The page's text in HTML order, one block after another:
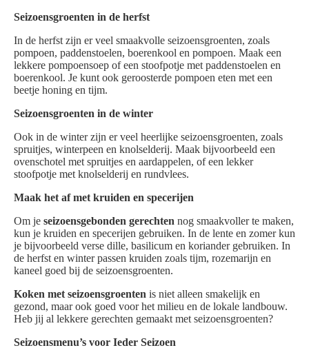
Seizoensgroenten in de herfst
In de herfst zijn er veel smaakvolle seizoensgroenten, zoals
pompoen, paddenstoelen, boerenkool en pompoen. Maak een
lekkere pompoensoep of een stoofpotje met paddenstoelen en
boerenkool. Je kunt ook geroosterde pompoen eten met een
beetje honing en tijm.
Seizoensgroenten in de winter
Ook in de winter zijn er veel heerlijke seizoensgroenten, zoals
spruitjes, winterpeen en knolselderij. Maak bijvoorbeeld een
ovenschotel met spruitjes en aardappelen, of een lekker
stoofpotje met knolselderij en rundvlees.
Maak het af met kruiden en specerijen
Om je seizoensgebonden gerechten nog smaakvoller te maken,
kun je kruiden en specerijen gebruiken. In de lente en zomer kun
je bijvoorbeeld verse dille, basilicum en koriander gebruiken. In
de herfst en winter passen kruiden zoals tijm, rozemarijn en
kaneel goed bij de seizoensgroenten.
Koken met seizoensgroenten is niet alleen smakelijk en
gezond, maar ook goed voor het milieu en de lokale landbouw.
Heb jij al lekkere gerechten gemaakt met seizoensgroenten?
Seizoensmenu’s voor Ieder Seizoen